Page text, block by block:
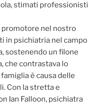
stimati professionisti
promotore nel nostro
in psichiatria nel campo
sostenendo un filone
che contrastava lo
è causa delle
Con la stretta e
Ian Falloon, psichiatra